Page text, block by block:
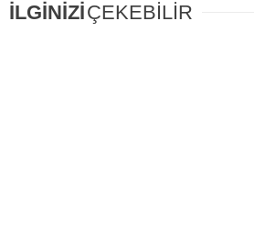
İLGİNİZİÇEKEBİLİR